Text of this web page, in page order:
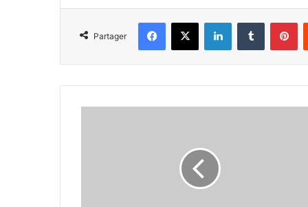
Partager
Facebook
X LinkedinTumblr